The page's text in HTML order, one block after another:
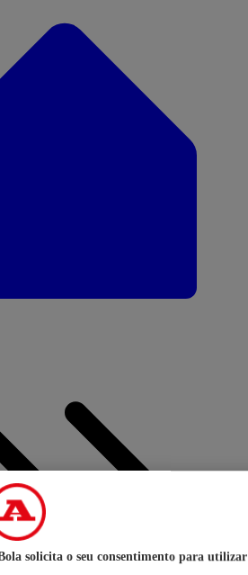
solicita o seu consentimento para utilizar